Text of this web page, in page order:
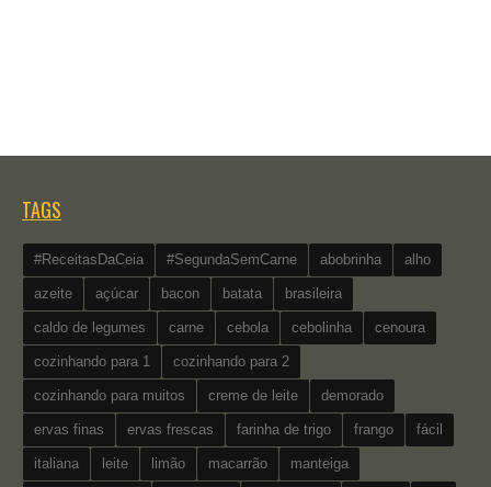
TAGS
#ReceitasDaCeia #SegundaSemCarne abobrinha alho
azeite açúcar bacon batata brasileira
caldo de legumes carne cebola cebolinha cenoura
cozinhando para 1 cozinhando para 2
cozinhando para muitos creme de leite demorado
ervas finas ervas frescas farinha de trigo frango fácil
italiana leite limão macarrão manteiga